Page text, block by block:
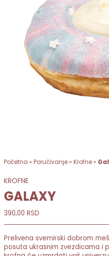
Početna » Poručivanje» Krofne»
KROFNE
GALAXY
390,00 RSD
Prelivena svemirski dobrom
posuta ukrasnim zvezdicama i